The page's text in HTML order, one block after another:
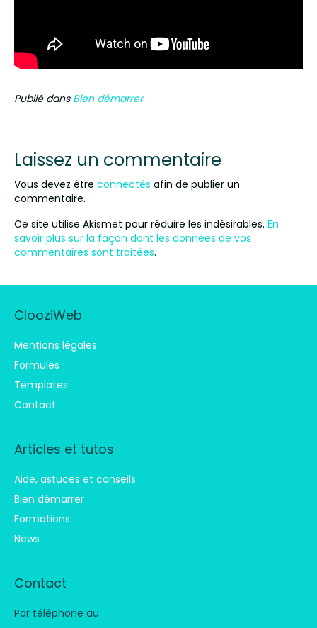
Publié dans Bien démarrer
Laissez un commentaire
Vous devez être connectés afin de publier un
commentaire.
Ce site utilise Akismet pour réduire les indésirables. En
savoir plus sur la façon dont les données de vos
commentaires sont traitées.
ClooziWeb
Mentions légales
Formules
Templates
Contact
Articles et tutos
Aide, astuces et conseils
Bien démarrer
Formations
News
Contact
Par téléphone au